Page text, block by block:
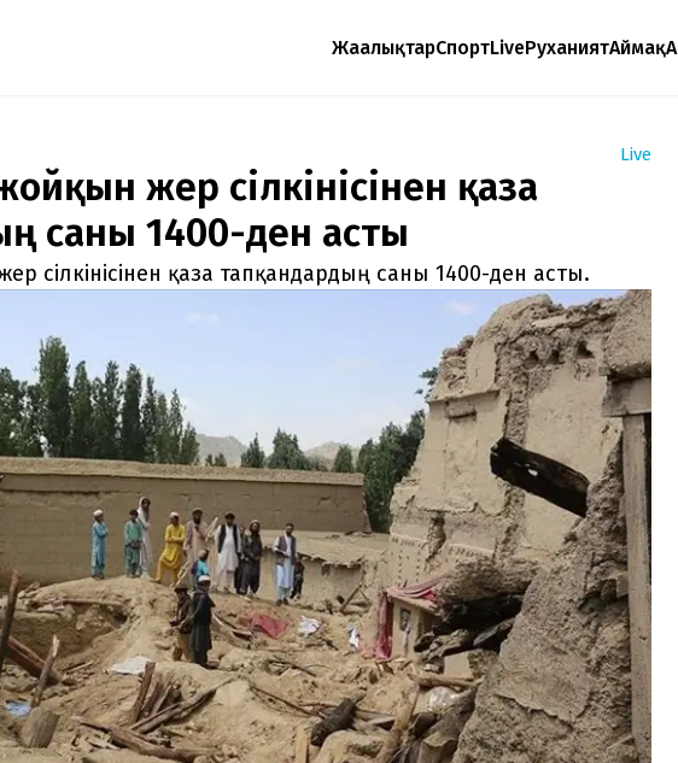
ЖаңалықтарСпортLiveРуханиятАймақ
нөмір
Тек email
Live
жер сілкінісінен қаза
саны 1400-ден асты
сілкінісінен қаза тапқандардың саны 1400-ден асты.